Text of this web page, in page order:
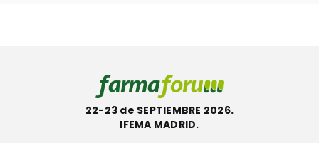
22-23 de SEPTIEMBRE 2026.
IFEMA MADRID.